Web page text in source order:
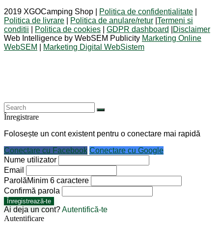
2019 XGOCamping Shop | Politica de confidentialitate
Politica de livrare
Politica de anulare/retur Termeni si
conditii
Politica de cookies GDPR dashboard
Disclaimer
Web Intelligence by WebSEM Publicity Marketing Online
WebSEM
Marketing Digital WebSistem
Înregistrare
Folosește un cont existent pentru o conectare mai rapidă
Conectare cu Facebook Conectare cu Google
Nume utilizator
Email
ParolăMinim 6 caractere
Confirmă parola
Înregistrează-te
Ai deja un cont?Autentifică-te
Autentificare